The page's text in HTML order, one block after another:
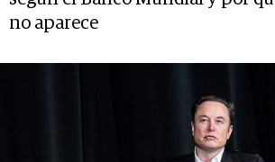
no aparece